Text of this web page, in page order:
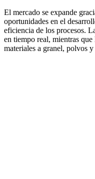
El mercado se expande
oportunidades en el
eficiencia de los procesos.
en tiempo real, mientras
materiales a granel, polvos